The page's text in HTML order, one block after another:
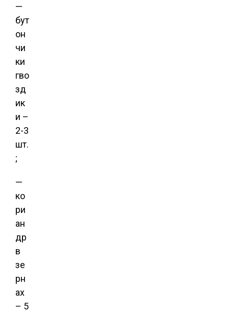
—
бут
он
чи
ки
гво
зд
ик
и –
2-3
шт.
;
—
ко
ри
ан
др
в
зе
рн
ах
– 5